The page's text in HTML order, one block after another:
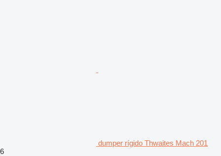
dumper rígido Thwaites Mach 201
6